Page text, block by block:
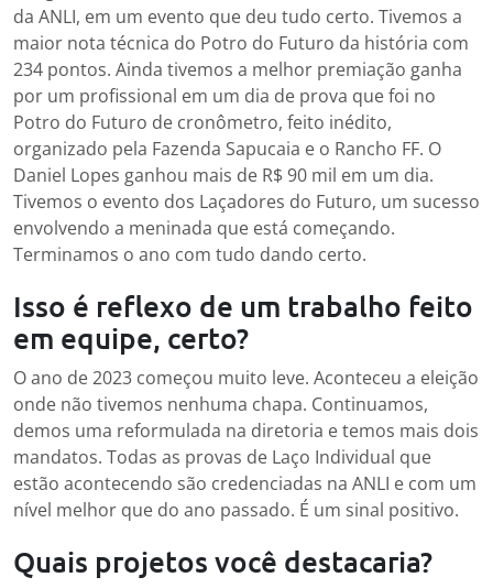
da ANLI, em um evento que deu tudo certo. Tivemos a
maior nota técnica do Potro do Futuro da história com
234 pontos. Ainda tivemos a melhor premiação ganha
por um profissional em um dia de prova que foi no
Potro do Futuro de cronômetro, feito inédito,
organizado pela Fazenda Sapucaia e o Rancho FF. O
Daniel Lopes ganhou mais de R$ 90 mil em um dia.
Tivemos o evento dos Laçadores do Futuro, um sucesso
envolvendo a meninada que está começando.
Terminamos o ano com tudo dando certo.
Isso é reflexo de um trabalho feito
em equipe, certo?
O ano de 2023 começou muito leve. Aconteceu a eleição
onde não tivemos nenhuma chapa. Continuamos,
demos uma reformulada na diretoria e temos mais dois
mandatos. Todas as provas de Laço Individual que
estão acontecendo são credenciadas na ANLI e com um
nível melhor que do ano passado. É um sinal positivo.
Quais projetos você destacaria?